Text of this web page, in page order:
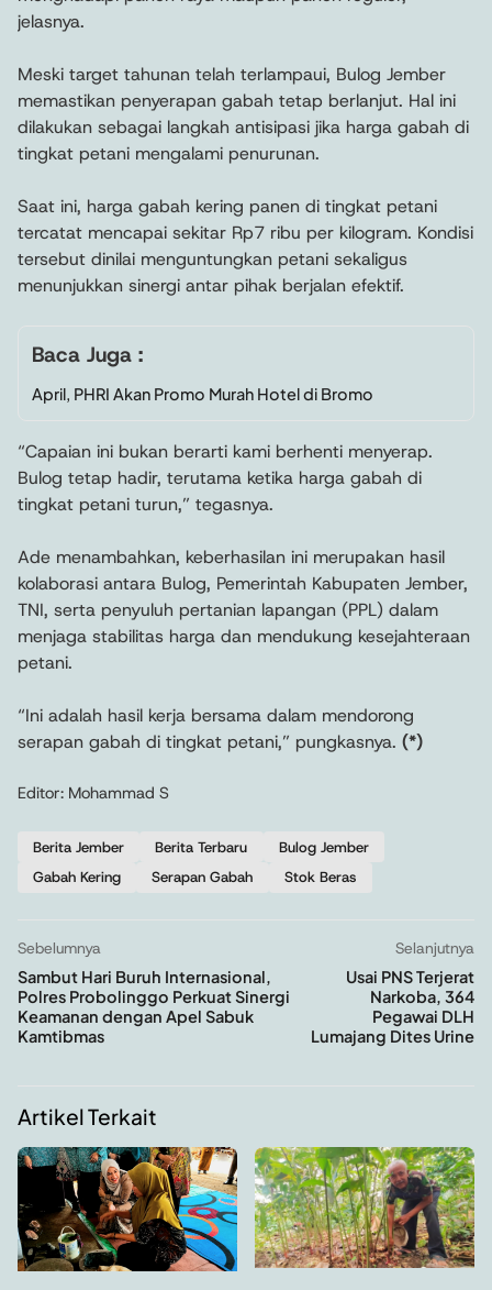
jelasnya.
Meski target tahunan telah terlampaui, Bulog Jember
memastikan penyerapan gabah tetap berlanjut. Hal ini
dilakukan sebagai langkah antisipasi jika harga gabah di
tingkat petani mengalami penurunan.
Saat ini, harga gabah kering panen di tingkat petani
tercatat mencapai sekitar Rp7 ribu per kilogram. Kondisi
tersebut dinilai menguntungkan petani sekaligus
menunjukkan sinergi antar pihak berjalan efektif.
Baca Juga :
April, PHRI Akan Promo Murah Hotel di Bromo
“Capaian ini bukan berarti kami berhenti menyerap.
Bulog tetap hadir, terutama ketika harga gabah di
tingkat petani turun,” tegasnya.
Ade menambahkan, keberhasilan ini merupakan hasil
kolaborasi antara Bulog, Pemerintah Kabupaten Jember,
TNI, serta penyuluh pertanian lapangan (PPL) dalam
menjaga stabilitas harga dan mendukung kesejahteraan
petani.
“Ini adalah hasil kerja bersama dalam mendorong
serapan gabah di tingkat petani,” pungkasnya. (*)
Editor: Mohammad S
Berita Jember Berita Terbaru
Bulog Jember
Gabah Kering
Serapan Gabah Stok Beras
Sebelumnya
Sambut Hari Buruh Internasional,
Polres Probolinggo Perkuat Sinergi
Keamanan dengan Apel Sabuk
Kamtibmas
Selanjutnya
Usai PNS Terjerat
Narkoba, 364
Pegawai DLH
Lumajang Dites Urine
Artikel Terkait